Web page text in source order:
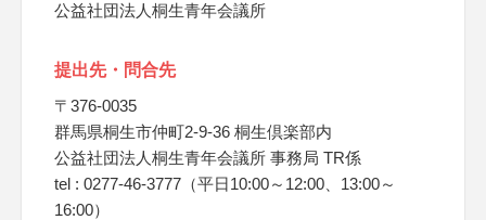
公益社団法人桐生青年会議所
提出先・問合先
〒376-0035
群馬県桐生市仲町2-9-36 桐生倶楽部内
公益社団法人桐生青年会議所 事務局 TR係
tel : 0277-46-3777（平日10:00～12:00、13:00～
16:00）